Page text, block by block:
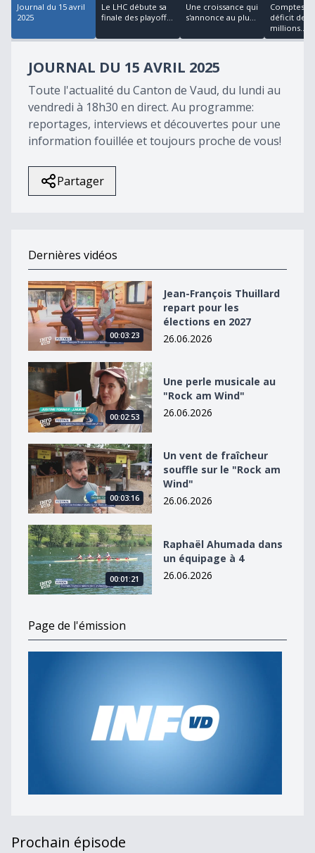
Journal du 15 avril
2025
Le LHC débute sa
finale des playoff...
Une croissance qui
s'annonce au plu...
Comptes,
déficit de
millions...
JOURNAL DU 15 AVRIL 2025
Toute l'actualité du Canton de Vaud, du lundi au
vendredi à 18h30 en direct. Au programme:
reportages, interviews et découvertes pour une
information fouillée et toujours proche de vous!
Partager
Dernières vidéos
Jean-François Thuillard repart pour les élections en
00:03:23
Jean-François Thuillard
repart pour les
élections en 2027
26.06.2026
Une perle musicale au &quot;Rock am Wind&quot;
00:02:53
Une perle musicale au
"Rock am Wind"
26.06.2026
Un vent de fraîcheur souffle sur le &quot;Rock am
00:03:16
Un vent de fraîcheur
souffle sur le "Rock am
Wind"
26.06.2026
Raphaël Ahumada dans un équipage à 4
00:01:21
Raphaël Ahumada dans
un équipage à 4
26.06.2026
Page de l'émission
Prochain épisode